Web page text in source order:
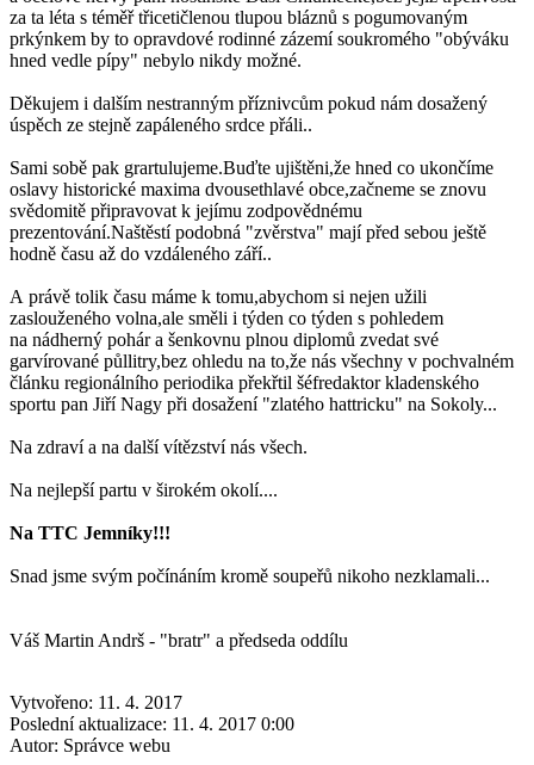
za ta léta s téměř třicetičlenou tlupou bláznů s pogumovaným
prkýnkem by to opravdové rodinné zázemí soukromého "obýváku
hned vedle pípy" nebylo nikdy možné.
Děkujem i dalším nestranným příznivcům pokud nám dosažený
úspěch ze stejně zapáleného srdce přáli..
Sami sobě pak grartulujeme.Buďte ujištěni,že hned co ukončíme
oslavy historické maxima dvousethlavé obce,začneme se znovu
svědomitě připravovat k jejímu zodpovědnému
prezentování.Naštěstí podobná "zvěrstva" mají před sebou ještě
hodně času až do vzdáleného září..
A právě tolik času máme k tomu,abychom si nejen užili
zaslouženého volna,ale směli i týden co týden s pohledem
na nádherný pohár a šenkovnu plnou diplomů zvedat své
garvírované půllitry,bez ohledu na to,že nás všechny v pochvalném
článku regionálního periodika překřtil šéfredaktor kladenského
sportu pan Jiří Nagy při dosažení "zlatého hattricku" na Sokoly...
Na zdraví a na další vítězství nás všech.
Na nejlepší partu v širokém okolí....
Na TTC Jemníky!!!
Snad jsme svým počínáním kromě soupeřů nikoho nezklamali...
Váš Martin Andrš - "bratr" a předseda oddílu
Vytvořeno: 11. 4. 2017
Poslední aktualizace: 11. 4. 2017 0:00
Autor: Správce webu